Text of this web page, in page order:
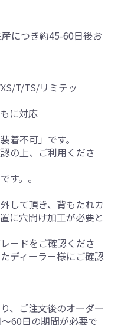
につき約45-60日後お
T/TS/リミテッ
に対応
着不可」です。
の上、ご利用くださ
す。。
して頂き、背もたれカ
に穴開け加工が必要と
ードをご確認くださ
ディーラー様にご確認
、ご注文後のオーダー
60日の期間が必要で